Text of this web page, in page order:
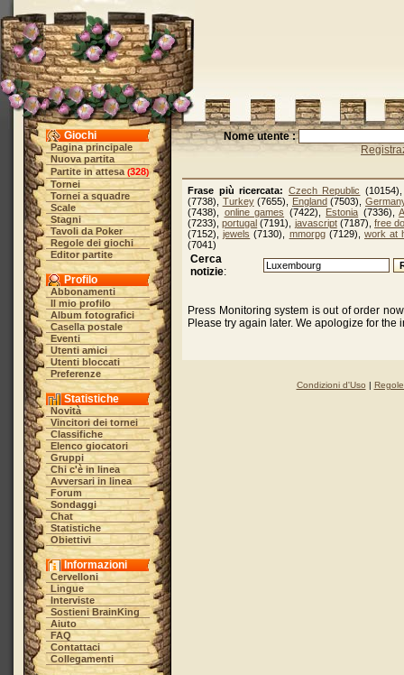
Giochi
Pagina principale
Nuova partita
Partite in attesa (328)
Tornei
Tornei a squadre
Scale
Stagni
Tavoli da Poker
Regole dei giochi
Editor partite
Profilo
Abbonamenti
Il mio profilo
Album fotografici
Casella postale
Eventi
Utenti amici
Utenti bloccati
Preferenze
Statistiche
Novità
Vincitori dei tornei
Classifiche
Elenco giocatori
Gruppi
Chi c'è in linea
Avversari in linea
Forum
Sondaggi
Chat
Statistiche
Obiettivi
Informazioni
Cervelloni
Lingue
Interviste
Sostieni BrainKing
Aiuto
FAQ
Contattaci
Collegamenti
Nome utente :
Frase più ricercata: Czech Republic
(7738), Turkey(7655), England(7503),
(7438), online games (7422), Estonia (7336),
(7233),portugal (7191), javascript(7187),free
(7152),jewels (7130), mmorpg(7129),work at
(7041)
Cerca
notizie:
Press Monitoring system is out of order
Please try again later. We apologize for the
Condizioni d'Uso |